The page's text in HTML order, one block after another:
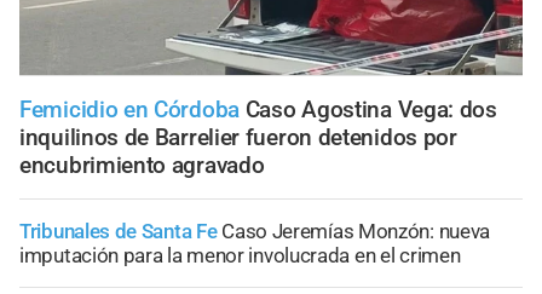
Femicidio en Córdoba Caso Agostina Vega: dos
inquilinos de Barrelier fueron detenidos por
encubrimiento agravado
Tribunales de Santa Fe Caso Jeremías Monzón: nueva
imputación para la menor involucrada en el crimen